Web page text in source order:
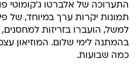
התערוכה של אלברטו ג'קומוטי
תמונות יקרות ערך במיוחד, של
למשל, הועברו בזריזות למחסנים,
בהמתנה לימי שלום. המוזיאון
כמה שבועות.